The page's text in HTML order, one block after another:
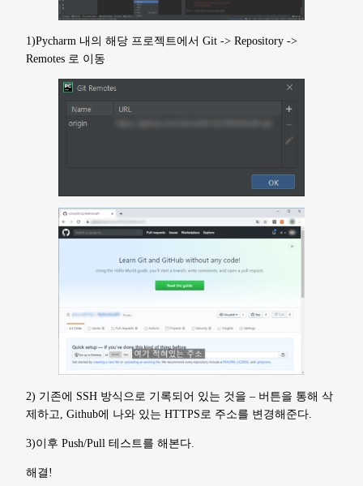
1)Pycharm 내의 해당 프로젝트에서 Git -> Repository ->
Remotes 로 이동
2) 기존에 SSH 방식으로 기록되어 있는 것을 – 버튼을 통해 삭
제하고, Github에 나와 있는 HTTPS로 주소를 변경해준다.
3)이후 Push/Pull 테스트를 해본다.
해결!